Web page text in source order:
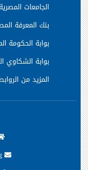
الجامعات المصرية
بنك المعرفة
بوابة الحكومة
بوابة الشكاوي
المزيد من